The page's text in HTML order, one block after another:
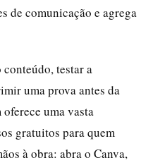
de comunicação e agrega
testar a
uma prova antes da
uma vasta
gratuitos para quem
à obra: abra o Canva,